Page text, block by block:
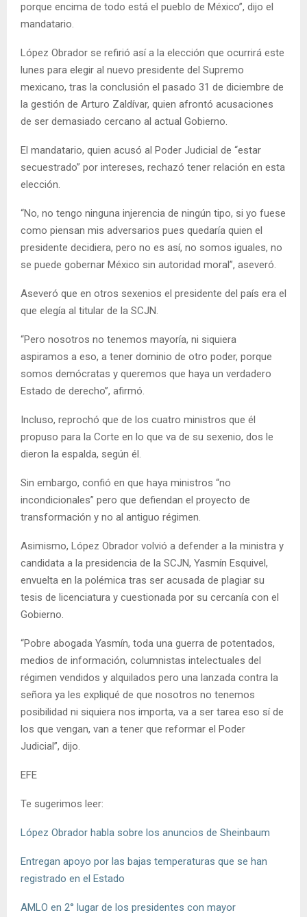
porque encima de todo está el pueblo de México”, dijo el
mandatario.
López Obrador se refirió así a la elección que ocurrirá este
lunes para elegir al nuevo presidente del Supremo
mexicano, tras la conclusión el pasado 31 de diciembre de
la gestión de Arturo Zaldívar, quien afrontó acusaciones
de ser demasiado cercano al actual Gobierno.
El mandatario, quien acusó al Poder Judicial de “estar
secuestrado” por intereses, rechazó tener relación en esta
elección.
“No, no tengo ninguna injerencia de ningún tipo, si yo fuese
como piensan mis adversarios pues quedaría quien el
presidente decidiera, pero no es así, no somos iguales, no
se puede gobernar México sin autoridad moral”, aseveró.
Aseveró que en otros sexenios el presidente del país era el
que elegía al titular de la SCJN.
“Pero nosotros no tenemos mayoría, ni siquiera
aspiramos a eso, a tener dominio de otro poder, porque
somos demócratas y queremos que haya un verdadero
Estado de derecho”, afirmó.
Incluso, reprochó que de los cuatro ministros que él
propuso para la Corte en lo que va de su sexenio, dos le
dieron la espalda, según él.
Sin embargo, confió en que haya ministros “no
incondicionales” pero que defiendan el proyecto de
transformación y no al antiguo régimen.
Asimismo, López Obrador volvió a defender a la ministra y
candidata a la presidencia de la SCJN, Yasmín Esquivel,
envuelta en la polémica tras ser acusada de plagiar su
tesis de licenciatura y cuestionada por su cercanía con el
Gobierno.
“Pobre abogada Yasmín, toda una guerra de potentados,
medios de información, columnistas intelectuales del
régimen vendidos y alquilados pero una lanzada contra la
señora ya les expliqué de que nosotros no tenemos
posibilidad ni siquiera nos importa, va a ser tarea eso sí de
los que vengan, van a tener que reformar el Poder
Judicial”, dijo.
EFE
Te sugerimos leer:
López Obrador habla sobre los anuncios de Sheinbaum
Entregan apoyo por las bajas temperaturas que se han
registrado en el Estado
AMLO en 2° lugar de los presidentes con mayor